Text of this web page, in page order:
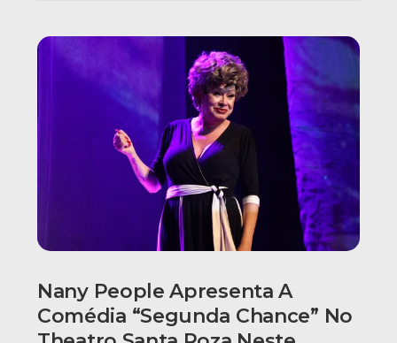
Nany People Apresenta A
Comédia “Segunda Chance” No